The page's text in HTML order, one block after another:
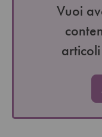
Vuoi